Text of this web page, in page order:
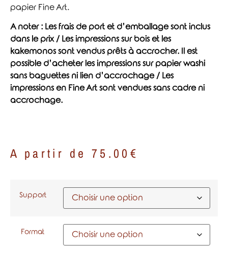
papier Fine Art.
A noter : Les frais de port et d’emballage sont inclus
dans le prix / Les impressions sur bois et les
kakemonos sont vendus prêts à accrocher. Il est
possible d’acheter les impressions sur papier washi
sans baguettes ni lien d’accrochage / Les
impressions en Fine Art sont vendues sans cadre ni
accrochage.
A partir de 75.00 €
Support
Format